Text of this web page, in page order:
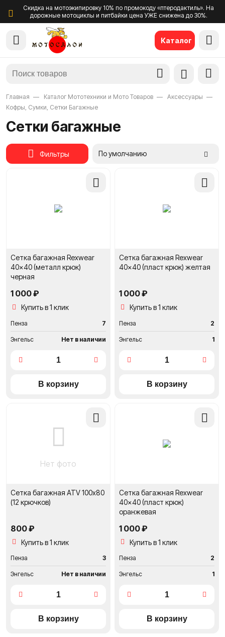
Скидка на мотоэкипировку 10% по промокоду «птеродактиль». На
дорожные мотоциклы и питбайки цена УЖЕ снижена до 30%.
Каталог
Главная Каталог Мототехники и Мото Товаров
Аксессуары
Кофры, Сумки, Сетки Багажные
Сетки багажные
Фильтры По умолчанию
Добавить
Сетка багажная Rexwear
40x40 (металл крюк)
черная
1 000 ₽
Купить в 1 клик
Пенза 7
Энгельс Нет в наличии
Сетка багажная Rexwear
40x40 (пласт крюк) желтая
1 000 ₽
Купить в 1 клик
Пенза 2
Энгельс 1
Добавить
Нет фото
Сетка багажная ATV 100х80
(12 крючков)
800 ₽
Купить в 1 клик
Пенза 3
Энгельс Нет в наличии
Сетка багажная Rexwear
40x40 (пласт крюк)
оранжевая
1 000 ₽
Купить в 1 клик
Пенза 2
Энгельс 1